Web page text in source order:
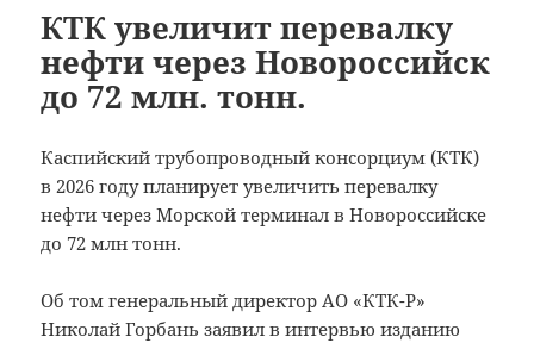
КТК увеличит перевалку
нефти через Новороссийск
до 72 млн. тонн.
Каспийский трубопроводный консорциум (КТК)
в 2026 году планирует увеличить перевалку
нефти через Морской терминал в Новороссийске
до 72 млн тонн.
Об том генеральный директор АО «КТК-Р»
Николай Горбань заявил в интервью изданию